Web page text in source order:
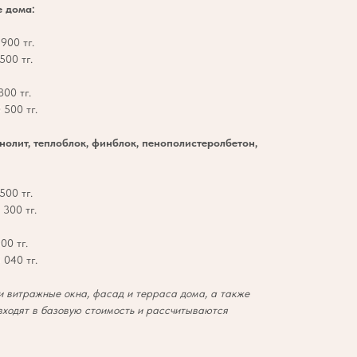
дома:
тг.
тг.
тг.
тг.
теплоблок, финблок, пенополистеролбетон,
тг.
тг.
тг.
тг.
витражные окна, фасад и терраса дома, а также
в базовую стоимость и рассчитываются